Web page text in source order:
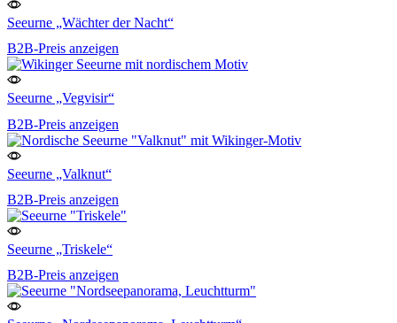
Seeurne „Wächter der Nacht“
B2B-Preis anzeigen
Seeurne „Vegvisir“
B2B-Preis anzeigen
Seeurne „Valknut“
B2B-Preis anzeigen
Seeurne „Triskele“
B2B-Preis anzeigen